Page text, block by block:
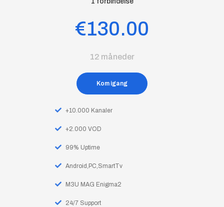
€130.00
12 måneder
Kom igang
+10.000 Kanaler
+2.000 VOD
99% Uptime
Android,PC,SmartTv
M3U MAG Enigma2
24/7 Support